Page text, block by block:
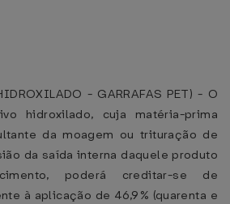
- GARRAFAS PET) - O
hidroxilado, cuja matéria-prima
da moagem ou trituração de
da saída interna daquele produto
poderá creditar-se de
à aplicação de 46,9% (quarenta e